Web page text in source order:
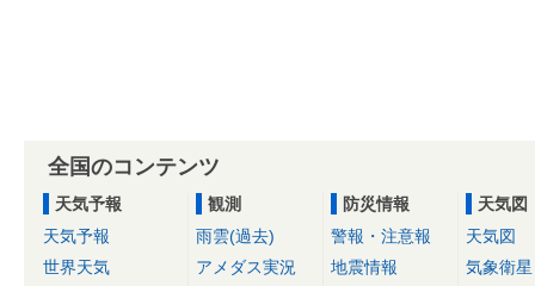
全国のコンテンツ
天気予報
天気予報
世界天気
観測
雨雲(過去)
アメダス実況
防災情報
警報・注意報
地震情報
天気図
天気図
気象衛星